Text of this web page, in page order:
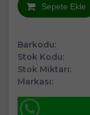
Sepete Ekle
Barkodu:
Stok Kodu:
Stok Miktarı:
Markası: